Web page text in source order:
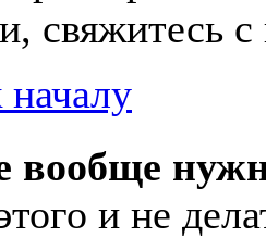
свяжитесь
началу
вообще
и не